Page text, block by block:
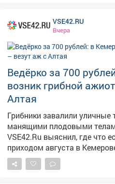
благоустройства дворов,
домов, личные проблемы
Попасть на прием по
каждые первую и третью
Строителей 18,
Предварительная запись по
VSE42.RU
Вчера
Ведёрко за 700
возник грибной
Алтая
Грибники завалили уличные
манящими плодовыми
VSE42.Ru выяснил, где что
приходом августа в
грибной бум: народные
аппетитных грибочков,